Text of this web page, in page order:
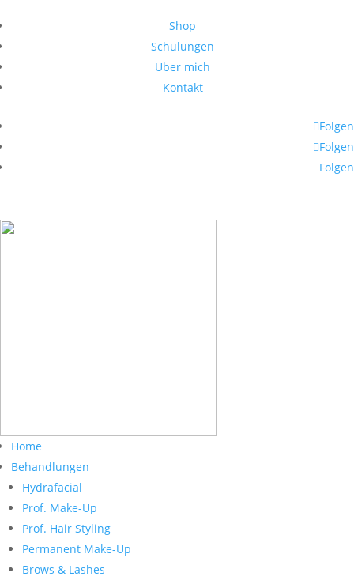
Shop
Schulungen
Über mich
Kontakt
Folgen
Folgen
Folgen
Home
Behandlungen
Hydrafacial
Prof. Make-Up
Prof. Hair Styling
Permanent Make-Up
Brows & Lashes